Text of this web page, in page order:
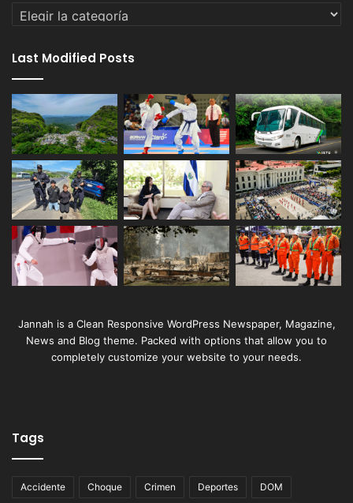
Categorías
Last Modified Posts
Jannah is a Clean Responsive WordPress Newspaper, Magazine,
News and Blog theme. Packed with options that allow you to
completely customize your website to your needs.
Tags
Accidente Choque Crimen Deportes DOM